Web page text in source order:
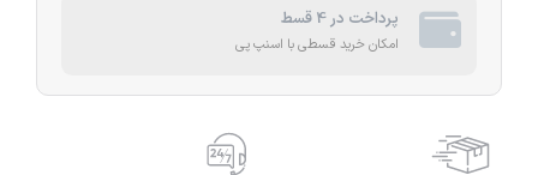
پرداخت در 4 قسط
امکان خرید قسطی با اسنپ پی